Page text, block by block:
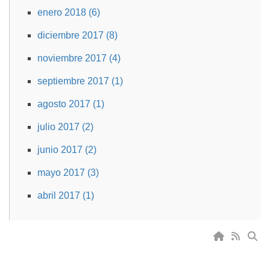
enero 2018 (6)
diciembre 2017 (8)
noviembre 2017 (4)
septiembre 2017 (1)
agosto 2017 (1)
julio 2017 (2)
junio 2017 (2)
mayo 2017 (3)
abril 2017 (1)